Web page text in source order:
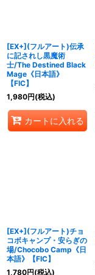
[EX+](フルアート)伝承
に記されし黒魔術
士/The Destined Black
Mage《日本語》
【FIC】
1,980円(税込)
カートに入れる
[EX+](フルアート)チョ
コボキャンプ・安らぎの
場/Chocobo Camp《日
本語》【FIC】
1,780円(税込)